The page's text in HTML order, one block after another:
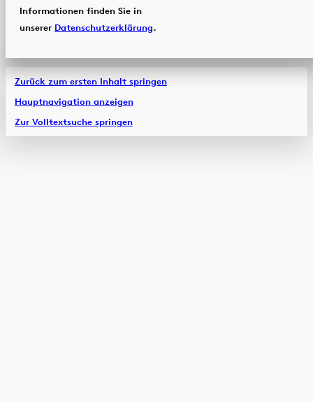
Informationen finden Sie in
unserer Datenschutzerklärung.
Zurück zum ersten Inhalt springen
Hauptnavigation anzeigen
Zur Volltextsuche springen